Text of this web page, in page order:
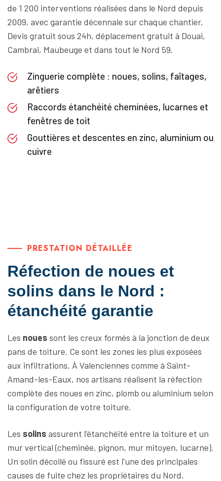
de 1 200 interventions réalisées dans le Nord depuis
2009, avec garantie décennale sur chaque chantier.
Devis gratuit sous 24h, déplacement gratuit à Douai,
Cambrai, Maubeuge et dans tout le Nord 59.
Zinguerie complète : noues, solins, faîtages,
arêtiers
Raccords étanchéité cheminées, lucarnes et
fenêtres de toit
Gouttières et descentes en zinc, aluminium ou
cuivre
PRESTATION DÉTAILLÉE
Réfection de noues et
solins dans le Nord :
étanchéité garantie
Les noues sont les creux formés à la jonction de deux
pans de toiture. Ce sont les zones les plus exposées
aux infiltrations. À Valenciennes comme à Saint-
Amand-les-Eaux, nos artisans réalisent la réfection
complète des noues en zinc, plomb ou aluminium selon
la configuration de votre toiture.
Les solins assurent l'étanchéité entre la toiture et un
mur vertical (cheminée, pignon, mur mitoyen, lucarne).
Un solin décollé ou fissuré est l'une des principales
causes de fuite chez les propriétaires du Nord.